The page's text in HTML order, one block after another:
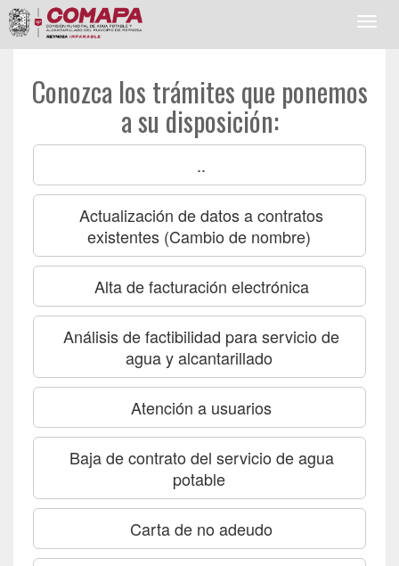
Conozca los trámites que ponemos
a su disposición:
..
Actualización de datos a contratos
existentes (Cambio de nombre)
Alta de facturación electrónica
Análisis de factibilidad para servicio de
agua y alcantarillado
Atención a usuarios
Baja de contrato del servicio de agua
potable
Carta de no adeudo